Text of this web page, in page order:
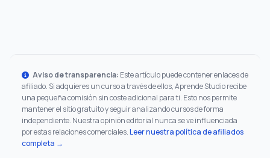
Aviso de transparencia: Este artículo puede contener enlaces de
afiliado. Si adquieres un curso a través de ellos, Aprende Studio recibe
una pequeña comisión sin coste adicional para ti. Esto nos permite
mantener el sitio gratuito y seguir analizando cursos de forma
independiente. Nuestra opinión editorial nunca se ve influenciada
por estas relaciones comerciales.Leer nuestra política de afiliados
completa →